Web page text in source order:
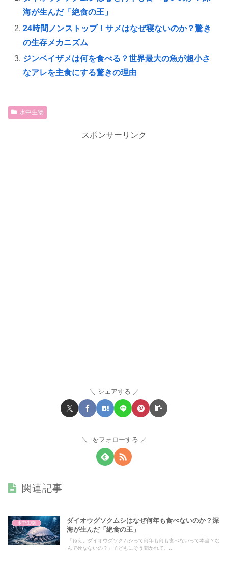
海が生んだ「絶食の王」
24時間ノンストップ！サメはなぜ寝ないのか？驚き
の生存メカニズム
ジンベイザメは何を食べる？世界最大の魚が超小さ
なアレを主食にする驚きの理由
水中生物
スポンサーリンク
シェアする
-をフォローする
関連記事
水中生物
ダイオウグソクムシはなぜ何年も食べないのか？深
海が生んだ「絶食の王」
「ねえ、ダイオウグソクムシって何年も何も食べないって本当？な
んで死なないの？」子どもにそう聞かれて、...